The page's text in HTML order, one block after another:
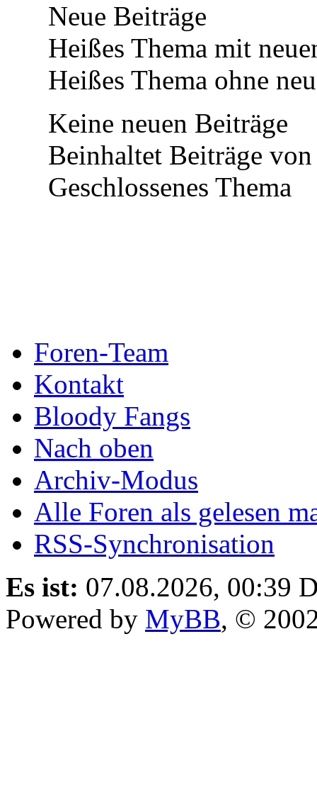
Neue Beiträge
Heißes Thema mit
Heißes Thema ohne
Keine neuen Beiträge
Beinhaltet Beiträge
Geschlossenes Thema
Foren-Team
Kontakt
Bloody Fangs
Nach oben
Archiv-Modus
Alle Foren als gelesen
RSS-Synchronisation
Es ist: 07.08.2026, 00:39
Powered by MyBB, ©